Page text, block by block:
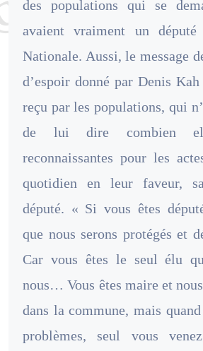
des populations qui se
avaient vraiment un député
Nationale. Aussi, le message
d’espoir donné par Denis
reçu par les populations, qui
de lui dire combien
reconnaissantes pour les
quotidien en leur faveur,
député. « Si vous êtes
que nous serons protégés et
Car vous êtes le seul élu
nous… Vous êtes maire et
dans la commune, mais
problèmes, seul vous